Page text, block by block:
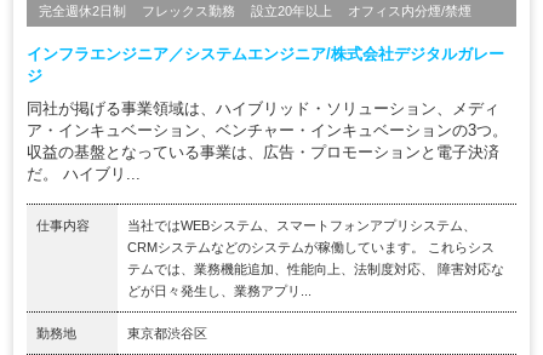
完全週休2日制 フレックス勤務 設立20年以上 オフィス内分煙/禁煙
インフラエンジニア／システムエンジニア/株式会社デジタルガレー
ジ
同社が掲げる事業領域は、ハイブリッド・ソリューション、メディ
ア・インキュベーション、ベンチャー・インキュベーションの3つ。
収益の基盤となっている事業は、広告・プロモーションと電子決済
だ。 ハイブリ...
仕事内容
当社ではWEBシステム、スマートフォンアプリシステム、
CRMシステムなどのシステムが稼働しています。 これらシス
テムでは、業務機能追加、性能向上、法制度対応、 障害対応な
どが日々発生し、業務アプリ...
勤務地 東京都渋谷区